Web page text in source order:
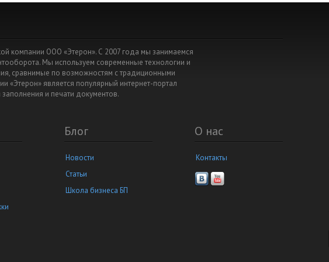
компании ООО «Этерон». С 2007 года мы занимаемся
Мы используем современные технологии и
сравнимые по возможностям с традиционными
«Этерон» является популярный интернет-портал
и печати документов.
Блог
Новости
Статьи
Школа бизнеса БП
О нас
Контакты